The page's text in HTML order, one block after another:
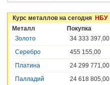
Курс металлов на сегодня НБУ
Металл
Покупка
Золото
34 333 397,00
Серебро
455 155,00
Платина
24 299 771,00
Палладий
24 618 805,00